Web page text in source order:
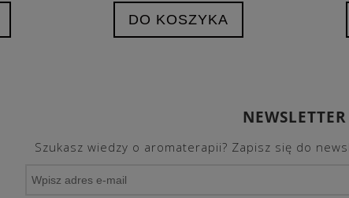
DO KOSZYKA
NEWSLETTER
Szukasz wiedzy o aromaterapii? Zapisz się do